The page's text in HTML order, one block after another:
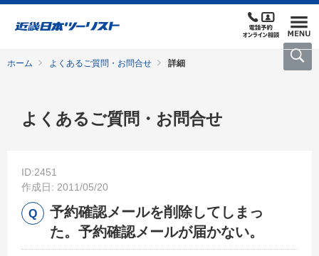
ホーム よくあるご質問・お問合せ 詳細
よくあるご質問・お問合せ
ID:2451
作成日: 2011/05/20
予約確認メールを削除してしまっ
た。予約確認メールが届かない。